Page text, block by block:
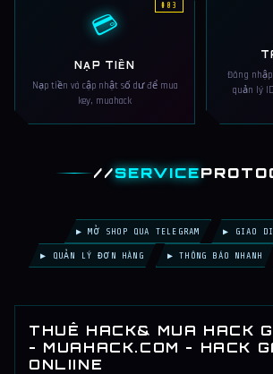
#03
💳
NẠP TIỀN
Nạp tiền và cập nhật số dư để mua
key, muahack
Đăng nhập
quản lý
//SERVICE
▶ MỞ SHOP QUA TELEGRAM ▶ GIAO
▶ QUẢN LÝ ĐƠN HÀNG ▶ THÔNG BÁO NHANH
THUÊ HACK& MUA HACK
- MUAHACK.COM - HACK
ONLIINE